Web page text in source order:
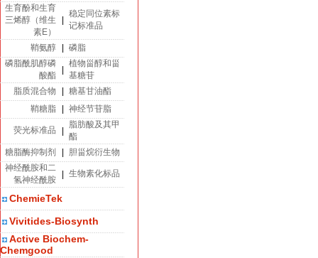
生育酚和生育
三烯醇（维生
素E）
稳定同位素标
记标准品
鞘氨醇
磷脂
磷脂酰肌醇磷
酸酯
植物甾醇和甾
基糖苷
脂质混合物
糖基甘油酯
鞘糖脂
神经节苷脂
荧光标准品
脂肪酸及其甲
酯
糖脂酶抑制剂
胆甾烷衍生物
神经酰胺和二
氢神经酰胺
生物素化标品
ChemieTek
Vivitides-Biosynth
Active Biochem-
Chemgood